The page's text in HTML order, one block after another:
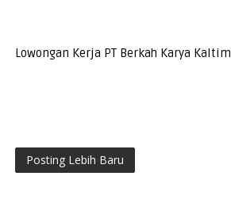
Lowongan Kerja PT Berkah Karya Kaltim
Posting Lebih Baru